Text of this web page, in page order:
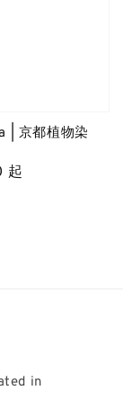
| 京都植物染
起
in